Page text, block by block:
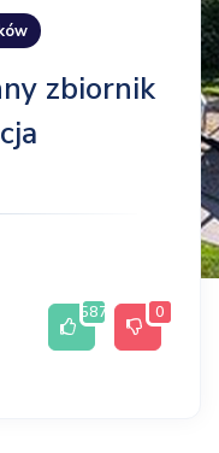
zbiornik
587 0